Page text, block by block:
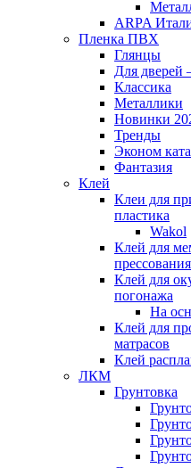
ARPA
Пленка ПВХ
Глянцы
Для дверей
Классика
Металлики
Новинки
Тренды
Эконом
Фантазия
Клей
Клеи для
пластика
Wakol
Клей для
прессования
Клей для
погонажа
На
Клей для
матрасов
Клей
ЛКМ
Грунтовка